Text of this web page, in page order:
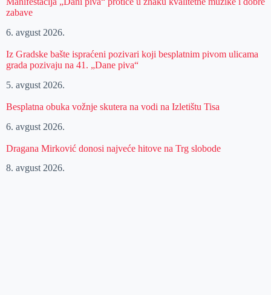
zabave
6. avgust 2026.
Iz Gradske bašte ispraćeni pozivari koji besplatnim pivom ulicama
grada pozivaju na 41. „Dane piva“
5. avgust 2026.
Besplatna obuka vožnje skutera na vodi na Izletištu Tisa
6. avgust 2026.
Dragana Mirković donosi najveće hitove na Trg slobode
8. avgust 2026.